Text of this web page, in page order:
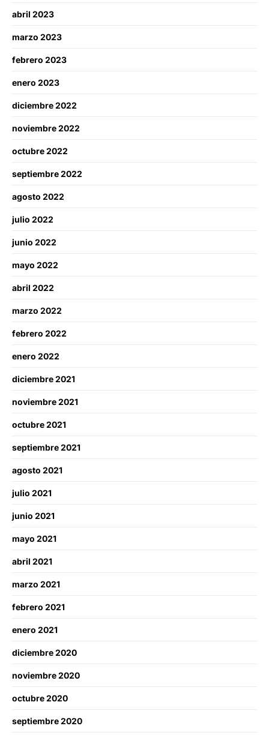
abril 2023
marzo 2023
febrero 2023
enero 2023
diciembre 2022
noviembre 2022
octubre 2022
septiembre 2022
agosto 2022
julio 2022
junio 2022
mayo 2022
abril 2022
marzo 2022
febrero 2022
enero 2022
diciembre 2021
noviembre 2021
octubre 2021
septiembre 2021
agosto 2021
julio 2021
junio 2021
mayo 2021
abril 2021
marzo 2021
febrero 2021
enero 2021
diciembre 2020
noviembre 2020
octubre 2020
septiembre 2020